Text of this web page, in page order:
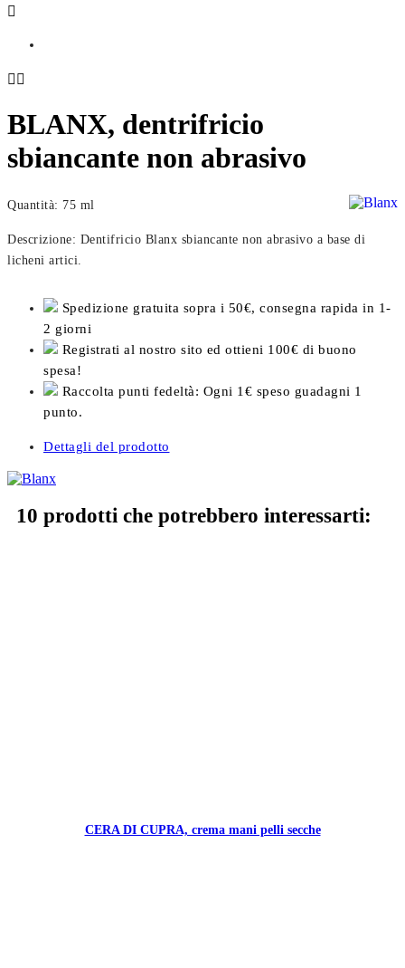

 
BLANX, dentrifricio
sbiancante non abrasivo
Quantità: 75 ml
Descrizione: Dentifricio Blanx sbiancante non abrasivo a base di
licheni artici.
Spedizione gratuita sopra i 50€, consegna rapida in 1-
2 giorni
Registrati al nostro sito ed ottieni 100€ di buono
spesa!
Raccolta punti fedeltà: Ogni 1€ speso guadagni 1
punto.
Dettagli del prodotto
10 prodotti che potrebbero interessarti:
CERA DI CUPRA, crema mani pelli secche